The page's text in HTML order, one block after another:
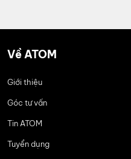
Về ATOM
Giới thiệu
Góc tư vấn
Tin ATOM
Tuyển dụng